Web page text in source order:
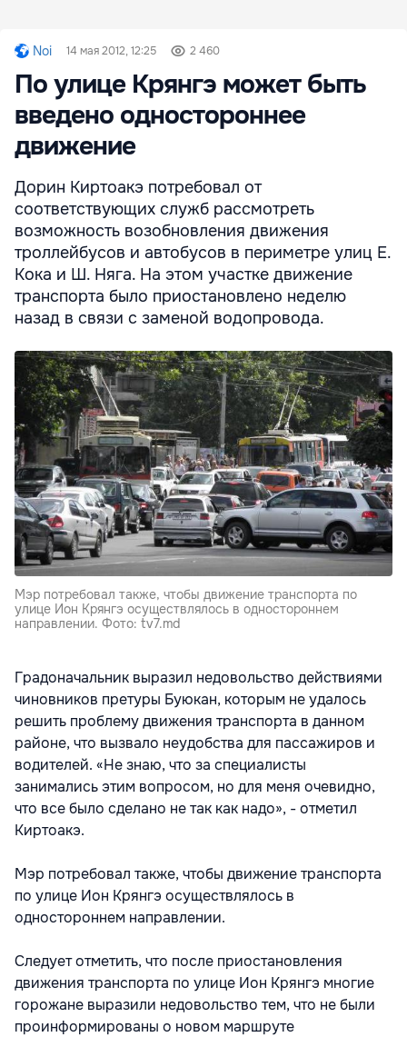
Noi 14 мая 2012, 12:25 2 460
По улице Крянгэ может быть
введено одностороннее
движение
Дорин Киртоакэ потребовал от
соответствующих служб рассмотреть
возможность возобновления движения
троллейбусов и автобусов в периметре улиц Е.
Кока и Ш. Няга. На этом участке движение
транспорта было приостановлено неделю
назад в связи с заменой водопровода.
Мэр потребовал также, чтобы движение транспорта по
улице Ион Крянгэ осуществлялось в одностороннем
направлении. Фото: tv7.md
Градоначальник выразил недовольство действиями
чиновников претуры Буюкан, которым не удалось
решить проблему движения транспорта в данном
районе, что вызвало неудобства для пассажиров и
водителей. «Не знаю, что за специалисты
занимались этим вопросом, но для меня очевидно,
что все было сделано не так как надо», - отметил
Киртоакэ.
Мэр потребовал также, чтобы движение транспорта
по улице Ион Крянгэ осуществлялось в
одностороннем направлении.
Следует отметить, что после приостановления
движения транспорта по улице Ион Крянгэ многие
горожане выразили недовольство тем, что не были
проинформированы о новом маршруте